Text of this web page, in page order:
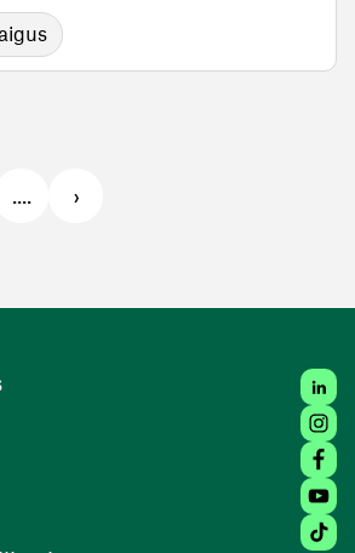
.... ›
une nouvelle fenêtre)